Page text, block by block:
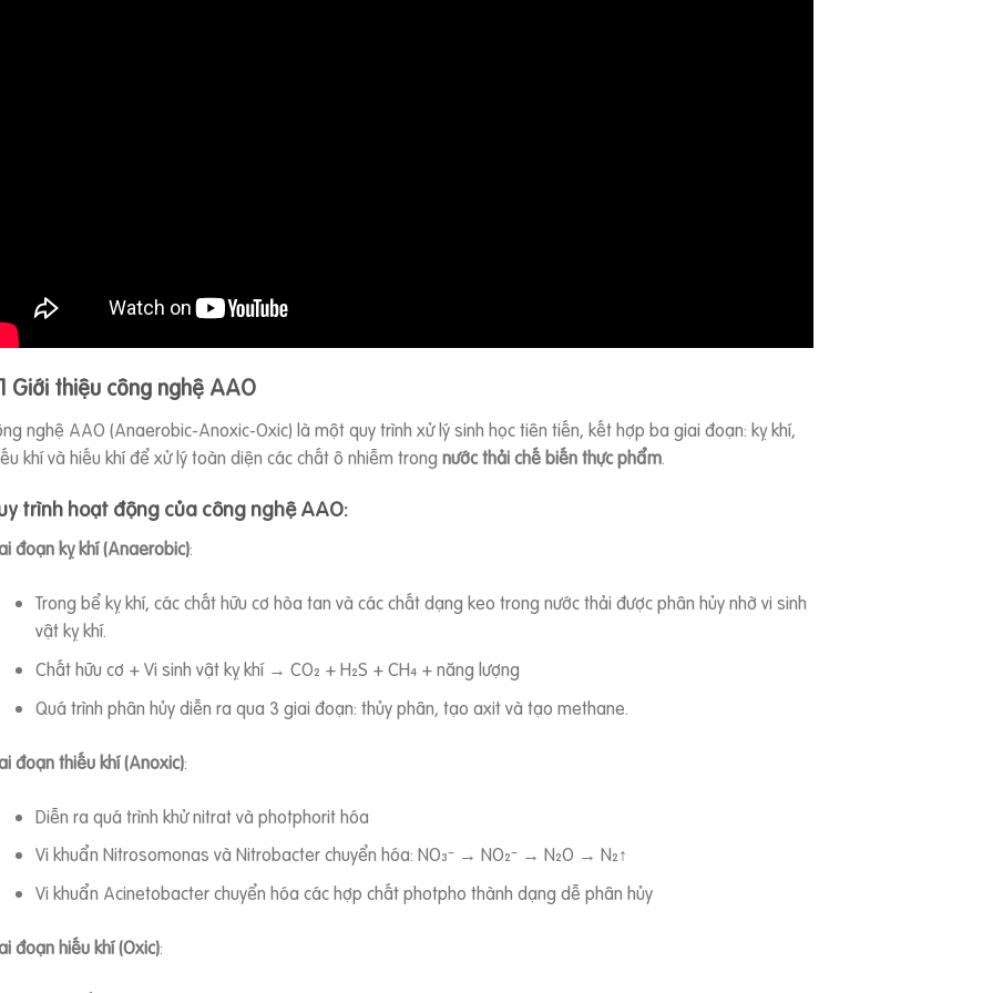
Giới thiệu công nghệ AAO
nghệ AAO (Anaerobic-Anoxic-Oxic) là một quy trình xử lý sinh học tiên tiến, kết hợp ba giai đoạn: kỵ khí,
khí và hiếu khí để xử lý toàn diện các chất ô nhiễm trong nước thải chế biến thực phẩm.
trình hoạt động của công nghệ AAO:
đoạn kỵ khí (Anaerobic):
Trong bể kỵ khí, các chất hữu cơ hòa tan và các chất dạng keo trong nước thải được phân hủy nhờ vi sinh
vật kỵ khí.
Chất hữu cơ + Vi sinh vật kỵ khí → CO₂ + H₂S + CH₄ + năng lượng
Quá trình phân hủy diễn ra qua 3 giai đoạn: thủy phân, tạo axit và tạo methane.
đoạn thiếu khí (Anoxic):
Diễn ra quá trình khử nitrat và photphorit hóa
Vi khuẩn Nitrosomonas và Nitrobacter chuyển hóa: NO₃⁻ → NO₂⁻ → N₂O → N₂↑
Vi khuẩn Acinetobacter chuyển hóa các hợp chất photpho thành dạng dễ phân hủy
đoạn hiếu khí (Oxic):